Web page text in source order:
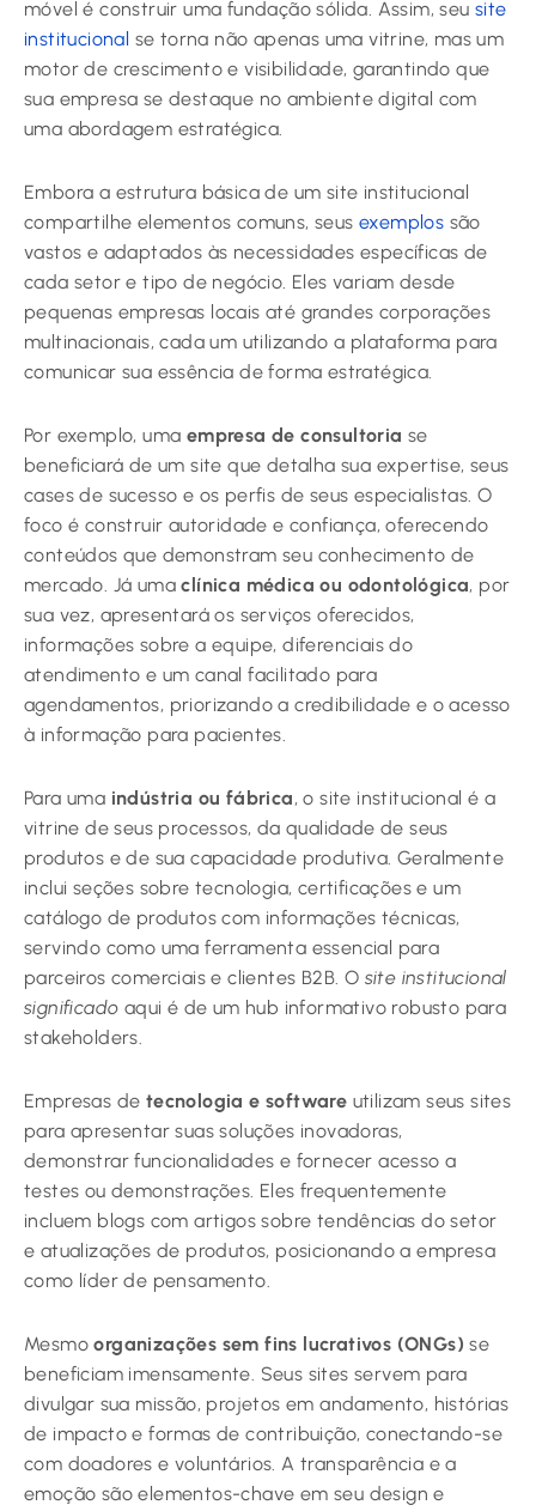
móvel é construir uma fundação sólida. Assim, seu site
institucional se torna não apenas uma vitrine, mas um
motor de crescimento e visibilidade, garantindo que
sua empresa se destaque no ambiente digital com
uma abordagem estratégica.
Embora a estrutura básica de um site institucional
compartilhe elementos comuns, seus exemplos são
vastos e adaptados às necessidades específicas de
cada setor e tipo de negócio. Eles variam desde
pequenas empresas locais até grandes corporações
multinacionais, cada um utilizando a plataforma para
comunicar sua essência de forma estratégica.
Por exemplo, uma empresa de consultoria se
beneficiará de um site que detalha sua expertise, seus
cases de sucesso e os perfis de seus especialistas. O
foco é construir autoridade e confiança, oferecendo
conteúdos que demonstram seu conhecimento de
mercado. Já umaclínica médica ou odontológica, por
sua vez, apresentará os serviços oferecidos,
informações sobre a equipe, diferenciais do
atendimento e um canal facilitado para
agendamentos, priorizando a credibilidade e o acesso
à informação para pacientes.
Para uma indústria ou fábrica, o site institucional é a
vitrine de seus processos, da qualidade de seus
produtos e de sua capacidade produtiva. Geralmente
inclui seções sobre tecnologia, certificações e um
catálogo de produtos com informações técnicas,
servindo como uma ferramenta essencial para
parceiros comerciais e clientes B2B. O site institucional
significado aqui é de um hub informativo robusto para
stakeholders.
Empresas de tecnologia e software utilizam seus sites
para apresentar suas soluções inovadoras,
demonstrar funcionalidades e fornecer acesso a
testes ou demonstrações. Eles frequentemente
incluem blogs com artigos sobre tendências do setor
e atualizações de produtos, posicionando a empresa
como líder de pensamento.
Mesmoorganizações sem fins lucrativos (ONGs) se
beneficiam imensamente. Seus sites servem para
divulgar sua missão, projetos em andamento, histórias
de impacto e formas de contribuição, conectando-se
com doadores e voluntários. A transparência e a
emoção são elementos-chave em seu design e